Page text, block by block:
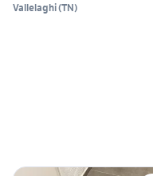
Vallelaghi(TN)